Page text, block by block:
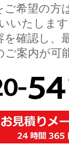
ご希望の方
いたします
を確認し、
ご案内が可